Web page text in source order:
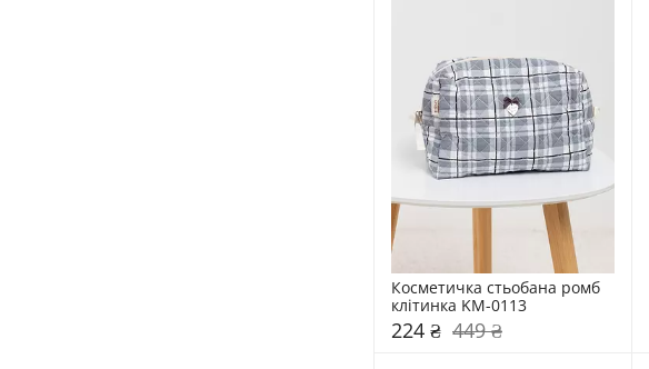
Косметичка стьобана ромб
клітинка KM-0113
224 ₴ 449 ₴